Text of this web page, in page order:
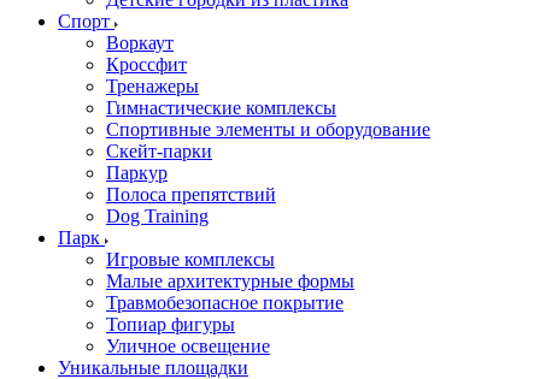
Спорт
Воркаут
Кроссфит
Тренажеры
Гимнастические комплексы
Спортивные элементы и оборудование
Скейт-парки
Паркур
Полоса препятствий
Dog Training
Парк
Игровые комплексы
Малые архитектурные формы
Травмобезопасное покрытие
Топиар фигуры
Уличное освещение
Уникальные площадки